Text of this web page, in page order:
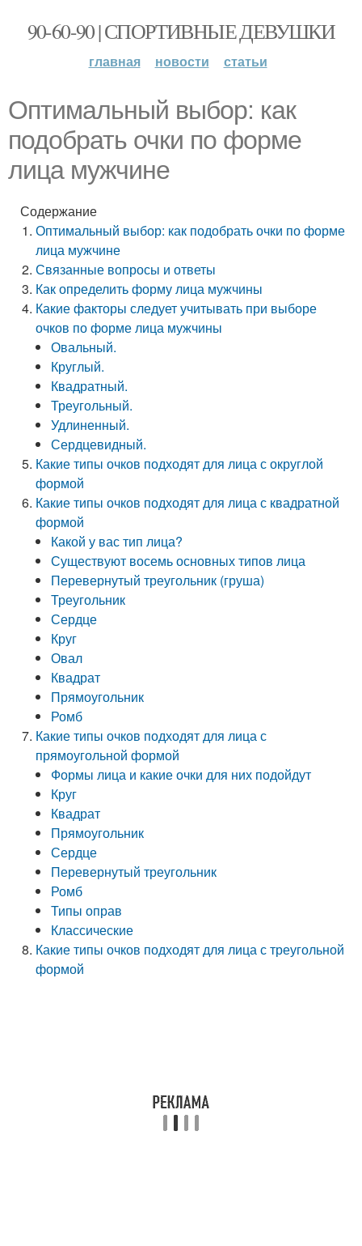
90-60-90 | СПОРТИВНЫЕ ДЕВУШКИ
главная новости статьи
Оптимальный выбор: как
подобрать очки по форме
лица мужчине
Содержание
Оптимальный выбор: как подобрать очки по форме
лица мужчине
Связанные вопросы и ответы
Как определить форму лица мужчины
Какие факторы следует учитывать при выборе
очков по форме лица мужчины
Овальный.
Круглый.
Квадратный.
Треугольный.
Удлиненный.
Сердцевидный.
Какие типы очков подходят для лица с округлой
формой
Какие типы очков подходят для лица с квадратной
формой
Какой у вас тип лица?
Существуют восемь основных типов лица
Перевернутый треугольник (груша)
Треугольник
Сердце
Круг
Овал
Квадрат
Прямоугольник
Ромб
Какие типы очков подходят для лица с
прямоугольной формой
Формы лица и какие очки для них подойдут
Круг
Квадрат
Прямоугольник
Сердце
Перевернутый треугольник
Ромб
Типы оправ
Классические
Какие типы очков подходят для лица с треугольной
формой